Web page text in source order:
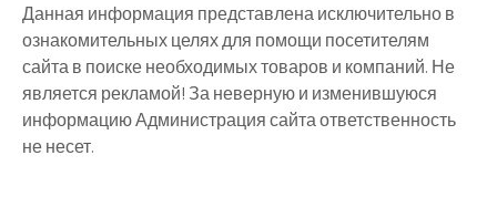
Данная информация представлена исключительно в
ознакомительных целях для помощи посетителям
сайта в поиске необходимых товаров и компаний. Не
является рекламой! За неверную и изменившуюся
информацию Администрация сайта ответственность
не несет.